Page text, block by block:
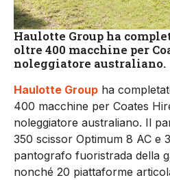
Haulotte Group ha
oltre 400 macchine per
noleggiatore australiano.
Haulotte Group ha
400 macchine per Coates
noleggiatore australiano. Il
350 scissor Optimum 8 AC e
pantografo fuoristrada della
nonché 20 piattaforme